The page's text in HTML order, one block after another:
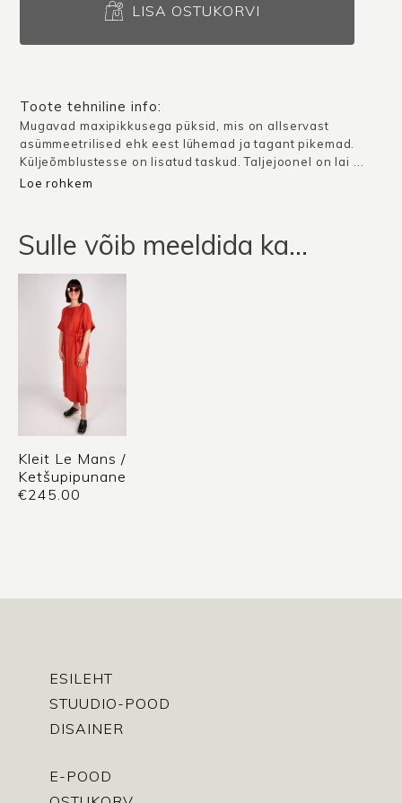
punane
kogus
LISA OSTUKORVI
Toote tehniline info:
Mugavad maxipikkusega püksid, mis on allservast
asümmeetrilised ehk eest lühemad ja tagant pikemad.
Küljeõmblustesse on lisatud taskud. Taljejoonel on lai ...
Loe rohkem
Sulle võib meeldida ka…
Kleit Le Mans /
Ketšupipunane
€245.00
ESILEHT
STUUDIO-POOD
DISAINER
E-POOD